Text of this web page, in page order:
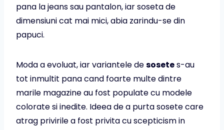
pana la jeans sau pantalon, iar soseta de
dimensiuni cat mai mici, abia zarindu-se din
papuci.
Moda a evoluat, iar variantele desosetes-au
tot inmultit pana cand foarte multe dintre
marile magazine au fost populate cu modele
colorate si inedite. Ideea de a purta sosete care
atrag privirile a fost privita cu scepticism in